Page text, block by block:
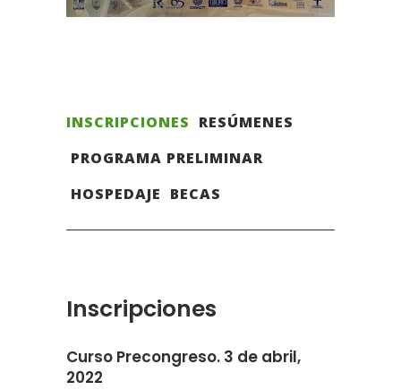
INSCRIPCIONES RESÚMENES
PROGRAMA PRELIMINAR
HOSPEDAJE BECAS
Inscripciones
Curso Precongreso. 3 de abril,
2022